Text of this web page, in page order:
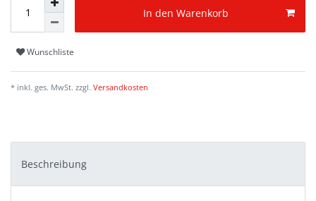
In den Warenkorb
Wunschliste
* inkl. ges. MwSt. zzgl. Versandkosten
Beschreibung